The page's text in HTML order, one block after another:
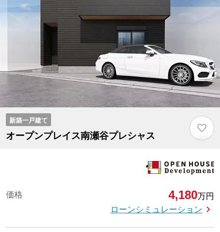
新築一戸建て
オープンプレイス南瀬谷プレシャス
♡
価格 4,180万円
ローンシミュレーション